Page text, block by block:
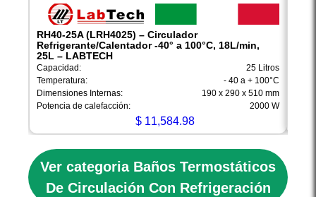
RH40-25A (LRH4025) – Circulador
Refrigerante/Calentador -40° a 100°C, 18L/min,
25L – LABTECH
Capacidad:
25 Litros
Temperatura:
- 40 a + 100°C
Dimensiones Internas:
190 x 290 x 510 mm
Potencia de calefacción:
2000 W
$ 11,584.98
Ver categoria Baños Termostáticos
De Circulación Con Refrigeración